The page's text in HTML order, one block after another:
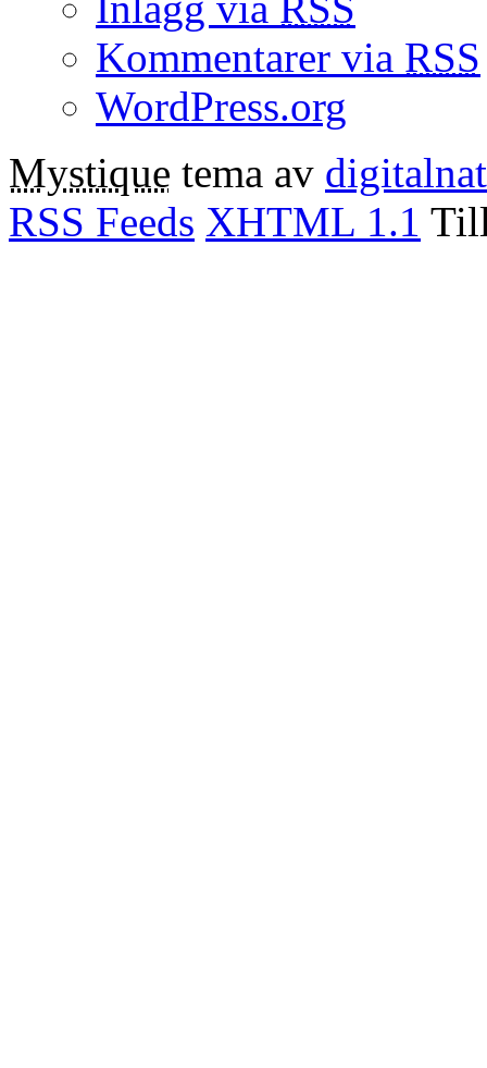
Kommentarer via RSS
WordPress.org
Mystique tema av
RSS Feeds XHTML 1.1